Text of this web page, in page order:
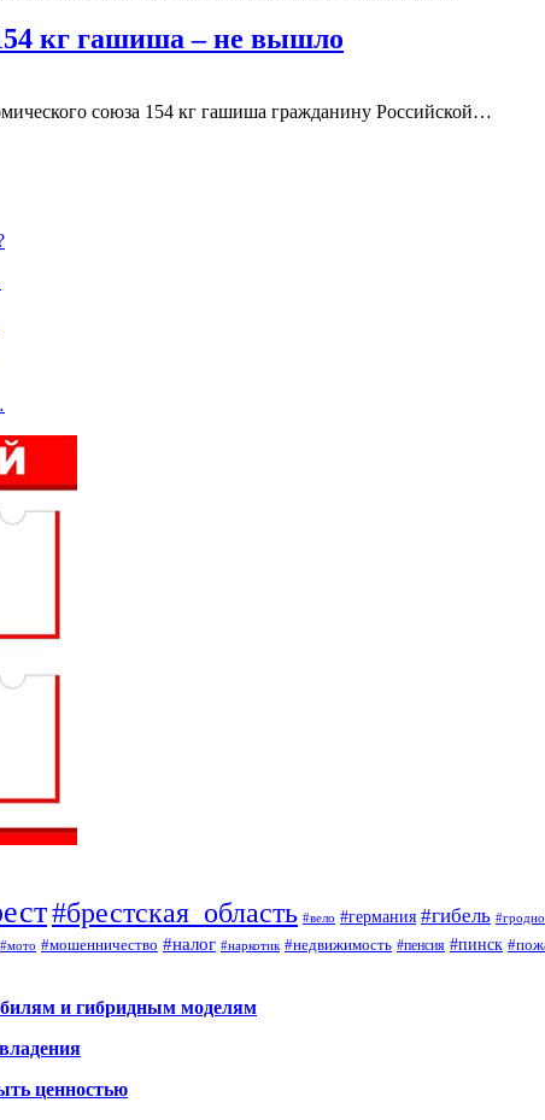
кг гашиша – не вышло
союза 154 кг гашиша гражданину Российской…
#брестская_область #вело #германия #гибель #гродно
#мото #мошенничество #налог #наркотик #недвижимость #пенсия #пинск
и гибридным моделям
ценностью